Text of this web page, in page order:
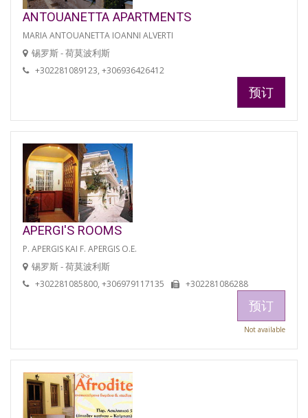
ANTOUANETTA APARTMENTS
MARIA ANTOUANETTA IOANNI ALVERTI
锡罗斯 - 荷莫波利斯
+302281089123, +306936426412
预订
APERGI'S ROOMS
P. APERGIS KAI F. APERGIS O.E.
锡罗斯 - 荷莫波利斯
+302281085800, +306979117135 +302281086288
预订
Not available